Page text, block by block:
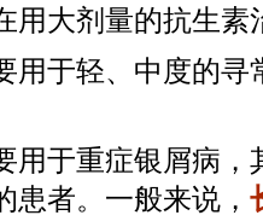
用大剂量的抗生素
于轻、中度的寻
于重症银屑病，
患者。一般来说，